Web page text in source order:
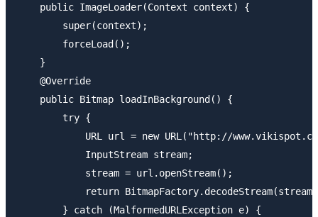
    public ImageLoader(Context context) {
        super(context);
        forceLoad();
    }
    @Override
    public Bitmap loadInBackground() {
        try {
URL url = new URL("http://
            InputStream stream;
            stream = url.openStream();
return
        } catch (MalformedURLException e) {